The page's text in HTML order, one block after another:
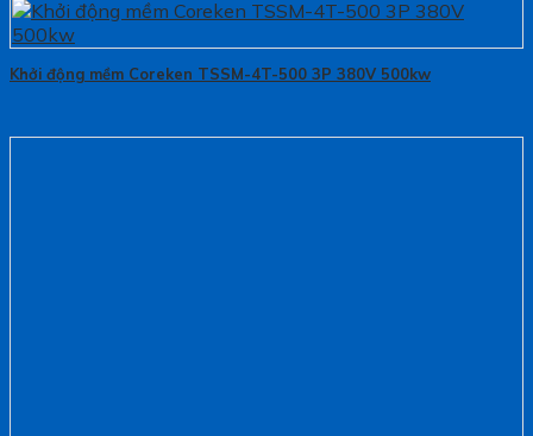
Khởi động mềm Coreken TSSM-4T-500 3P 380V 500kw